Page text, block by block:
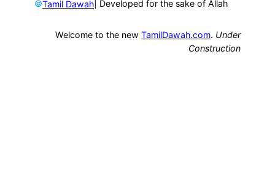
©Tamil Dawah | Developed for the sake of Allah
Welcome to the new TamilDawah.com. Under
Construction